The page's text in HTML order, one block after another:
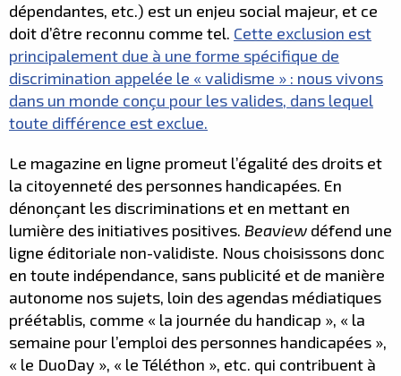
dépendantes, etc.) est un enjeu social majeur, et ce
doit d’être reconnu comme tel. Cette exclusion est
principalement due à une forme spécifique de
discrimination appelée le « validisme » : nous vivons
dans un monde conçu pour les valides, dans lequel
toute différence est exclue.
Le magazine en ligne promeut l’égalité des droits et
la citoyenneté des personnes handicapées. En
dénonçant les discriminations et en mettant en
lumière des initiatives positives. Beaview défend une
ligne éditoriale non-validiste. Nous choisissons donc
en toute indépendance, sans publicité et de manière
autonome nos sujets, loin des agendas médiatiques
préétablis, comme « la journée du handicap », « la
semaine pour l’emploi des personnes handicapées »,
« le DuoDay », « le Téléthon », etc. qui contribuent à